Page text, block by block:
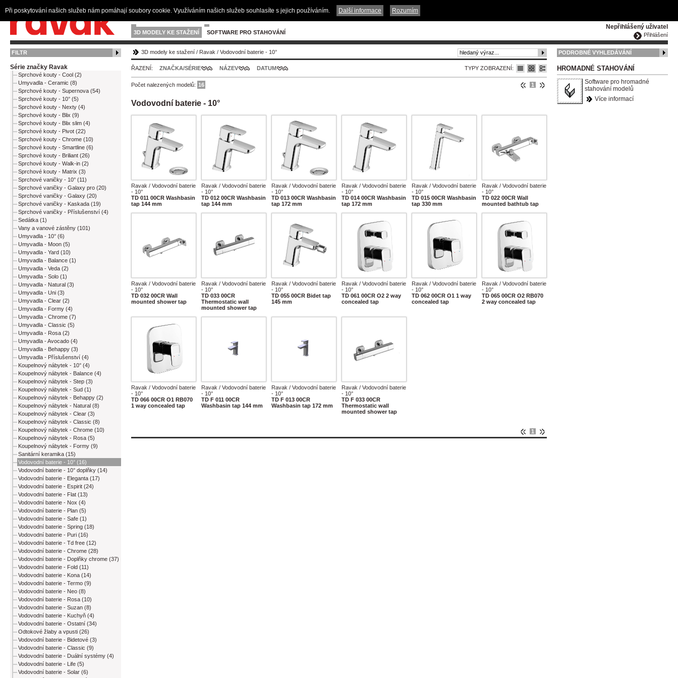
Nepřihlášený uživatel
Přihlášení
3D MODELY KE STAŽENÍ SOFTWARE PRO STAHOVÁNÍ
FILTR
Série značky Ravak
Sprchové kouty - Cool (2)
Umyvadla - Ceramic (8)
Sprchové kouty - Supernova (54)
Sprchové kouty - 10° (5)
Sprchové kouty - Nexty (4)
Sprchové kouty - Blix (9)
Sprchové kouty - Blix slim (4)
Sprchové kouty - Pivot (22)
Sprchové kouty - Chrome (10)
Sprchové kouty - Smartline (6)
Sprchové kouty - Briliant (26)
Sprchové kouty - Walk-in (2)
Sprchové kouty - Matrix (3)
Sprchové vaničky - 10° (11)
Sprchové vaničky - Galaxy pro (20)
Sprchové vaničky - Galaxy (20)
Sprchové vaničky - Kaskada (19)
Sprchové vaničky - Příslušenství (4)
Sedátka (1)
Vany a vanové zástěny (101)
Umyvadla - 10° (6)
Umyvadla - Moon (5)
Umyvadla - Yard (10)
Umyvadla - Balance (1)
Umyvadla - Veda (2)
Umyvadla - Solo (1)
Umyvadla - Natural (3)
Umyvadla - Uni (3)
Umyvadla - Clear (2)
Umyvadla - Formy (4)
Umyvadla - Chrome (7)
Umyvadla - Classic (5)
Umyvadla - Rosa (2)
Umyvadla - Avocado (4)
Umyvadla - Behappy (3)
Umyvadla - Příslušenství (4)
Koupelnový nábytek - 10° (4)
Koupelnový nábytek - Balance (4)
Koupelnový nábytek - Step (3)
Koupelnový nábytek - Sud (1)
Koupelnový nábytek - Behappy (2)
Koupelnový nábytek - Natural (8)
Koupelnový nábytek - Clear (3)
Koupelnový nábytek - Classic (8)
Koupelnový nábytek - Chrome (10)
Koupelnový nábytek - Rosa (5)
Koupelnový nábytek - Formy (9)
Sanitární keramika (15)
Vodovodní baterie - 10° (16)
Vodovodní baterie - 10° doplňky (14)
Vodovodní baterie - Eleganta (17)
Vodovodní baterie - Espirit (24)
Vodovodní baterie - Flat (13)
Vodovodní baterie - Nox (4)
Vodovodní baterie - Plan (5)
Vodovodní baterie - Safe (1)
Vodovodní baterie - Spring (18)
Vodovodní baterie - Puri (16)
Vodovodní baterie - Td free (12)
Vodovodní baterie - Chrome (28)
Vodovodní baterie - Doplňky chrome (37)
Vodovodní baterie - Fold (11)
Vodovodní baterie - Kona (14)
Vodovodní baterie - Termo (9)
Vodovodní baterie - Neo (8)
Vodovodní baterie - Rosa (10)
Vodovodní baterie - Suzan (8)
Vodovodní baterie - Kuchyň (4)
Vodovodní baterie - Ostatní (34)
Odtokové žlaby a vpusti (26)
Vodovodní baterie - Bidetové (3)
Vodovodní baterie - Classic (9)
Vodovodní baterie - Duální systémy (4)
Vodovodní baterie - Life (5)
Vodovodní baterie - Solar (6)
3D modely ke stažení / Ravak / Vodovodní baterie - 10°
TYPY ZOBRAZENÍ:
ŘAZENÍ: ZNAČKA/SÉRIE NÁZEV DATUM
1
Počet nalezených modelů: 16
Vodovodní baterie - 10°
Ravak / Vodovodní baterie
- 10°
TD 011 00CR Washbasin
tap 144 mm
Ravak / Vodovodní baterie
- 10°
TD 012 00CR Washbasin
tap 144 mm
Ravak / Vodovodní baterie
- 10°
TD 013 00CR Washbasin
tap 172 mm
Ravak / Vodovodní baterie
- 10°
TD 014 00CR Washbasin
tap 172 mm
Ravak / Vodovodní baterie
- 10°
TD 015 00CR Washbasin
tap 330 mm
Ravak / Vodovodní baterie
- 10°
TD 022 00CR Wall
mounted bathtub tap
Ravak / Vodovodní baterie
- 10°
TD 032 00CR Wall
mounted shower tap
Ravak / Vodovodní baterie
- 10°
TD 033 00CR
Thermostatic wall
mounted shower tap
Ravak / Vodovodní baterie
- 10°
TD 055 00CR Bidet tap
145 mm
Ravak / Vodovodní baterie
- 10°
TD 061 00CR O2 2 way
concealed tap
Ravak / Vodovodní baterie
- 10°
TD 062 00CR O1 1 way
concealed tap
Ravak / Vodovodní baterie
- 10°
TD 065 00CR O2 RB070
2 way concealed tap
Ravak / Vodovodní baterie
- 10°
TD 066 00CR O1 RB070
1 way concealed tap
Ravak / Vodovodní baterie
- 10°
TD F 011 00CR
Washbasin tap 144 mm
Ravak / Vodovodní baterie
- 10°
TD F 013 00CR
Washbasin tap 172 mm
Ravak / Vodovodní baterie
- 10°
TD F 033 00CR
Thermostatic wall
mounted shower tap
1
PODROBNÉ VYHLEDÁVÁNÍ
HROMADNÉ STAHOVÁNÍ
Software pro hromadné
stahování modelů
Více informací
Při poskytování našich služeb nám pomáhají soubory cookie. Využíváním našich služeb souhlasíte s jejich používáním. Další informace Rozumím